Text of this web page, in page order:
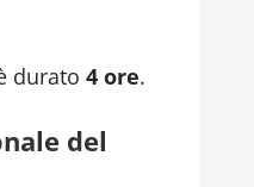
durato 4 ore.
del